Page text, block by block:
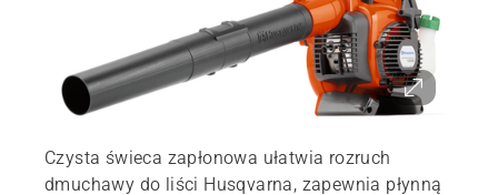
Czysta świeca zapłonowa ułatwia rozruch
dmuchawy do liści Husqvarna, zapewnia płynną